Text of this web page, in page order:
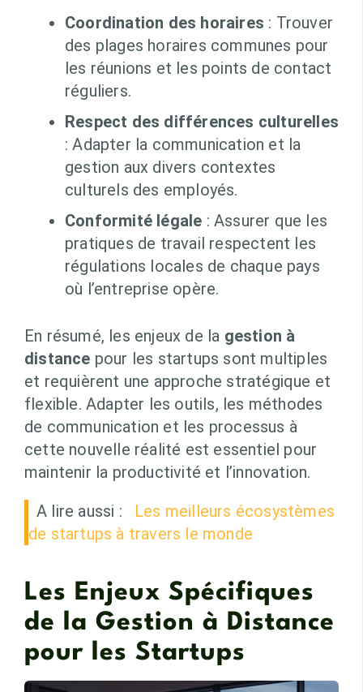
Coordination des horaires : Trouver
des plages horaires communes pour
les réunions et les points de contact
réguliers.
Respect des différences culturelles
: Adapter la communication et la
gestion aux divers contextes
culturels des employés.
Conformité légale : Assurer que les
pratiques de travail respectent les
régulations locales de chaque pays
où l’entreprise opère.
En résumé, les enjeux de la gestion à
distance pour les startups sont multiples
et requièrent une approche stratégique et
flexible. Adapter les outils, les méthodes
de communication et les processus à
cette nouvelle réalité est essentiel pour
maintenir la productivité et l’innovation.
A lire aussi :
Les meilleurs écosystèmes
de startups à travers le monde
Les Enjeux Spécifiques
de la Gestion à Distance
pour les Startups